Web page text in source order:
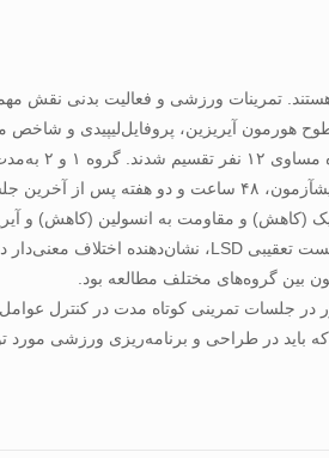
درگیر آن هستند. تمرینات ورزشی و فعالیت
آیریزین، پروفایل‌لیپیدی و شاخص